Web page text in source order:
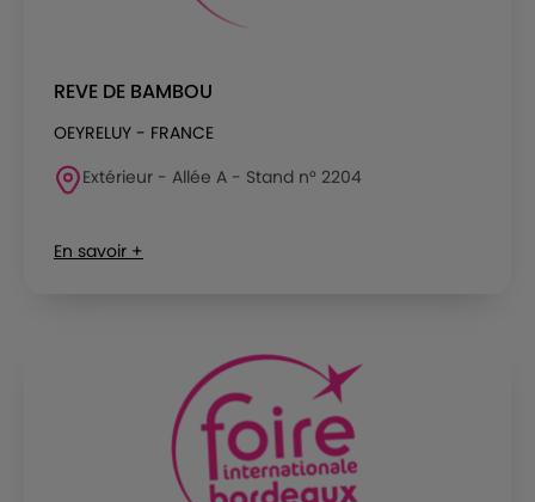
REVE DE BAMBOU
OEYRELUY - FRANCE
Extérieur - Allée A - Stand n° 2204
En savoir +